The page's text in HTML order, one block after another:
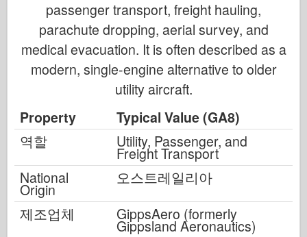
passenger transport, freight hauling,
parachute dropping, aerial survey, and
medical evacuation. It is often described as a
modern, single-engine alternative to older
utility aircraft.
Property
Typical Value (GA8)
역할
Utility, Passenger, and
Freight Transport
National
Origin
오스트레일리아
제조업체
GippsAero (formerly
Gippsland Aeronautics)